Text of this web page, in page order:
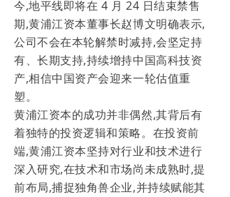
今,地平线即将在 4 月 24 日结束禁售
期,黄浦江资本董事长赵博文明确表示,
公司不会在本轮解禁时减持,会坚定持
有、长期支持,持续增持中国高科技资
产,相信中国资产会迎来一轮估值重
塑。
黄浦江资本的成功并非偶然,其背后有
着独特的投资逻辑和策略。在投资前
端,黄浦江资本坚持对行业和技术进行
深入研究,在技术和市场尚未成熟时,提
前布局,捕捉独角兽企业,并持续赋能其